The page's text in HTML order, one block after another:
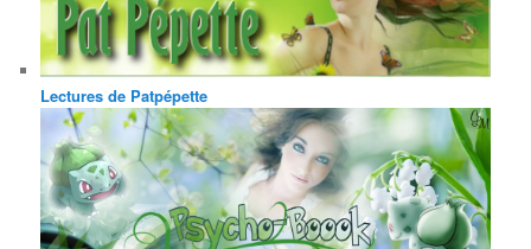
Lectures de Patpépette